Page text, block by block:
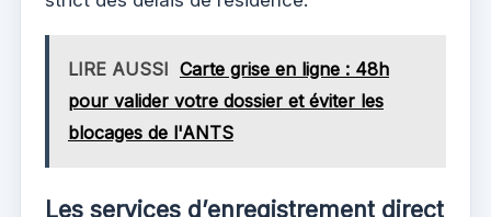
LIRE AUSSI Carte grise en ligne : 48h
pour valider votre dossier et éviter les
blocages de l'ANTS
Les services d’enregistrement direct